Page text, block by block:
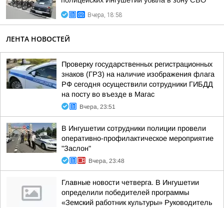
Вчера, 18:58
ЛЕНТА НОВОСТЕЙ
Проверку государственных регистрационных
знаков (ГРЗ) на наличие изображения флага
РФ сегодня осуществили сотрудники ГИБДД
на посту во въезде в Магас
Вчера, 23:51
В Ингушетии сотрудники полиции провели
оперативно-профилактическое мероприятие
"Заслон"
Вчера, 23:48
Главные новости четверга. В Ингушетии
определили победителей программы
«Земский работник культуры» Руководитель